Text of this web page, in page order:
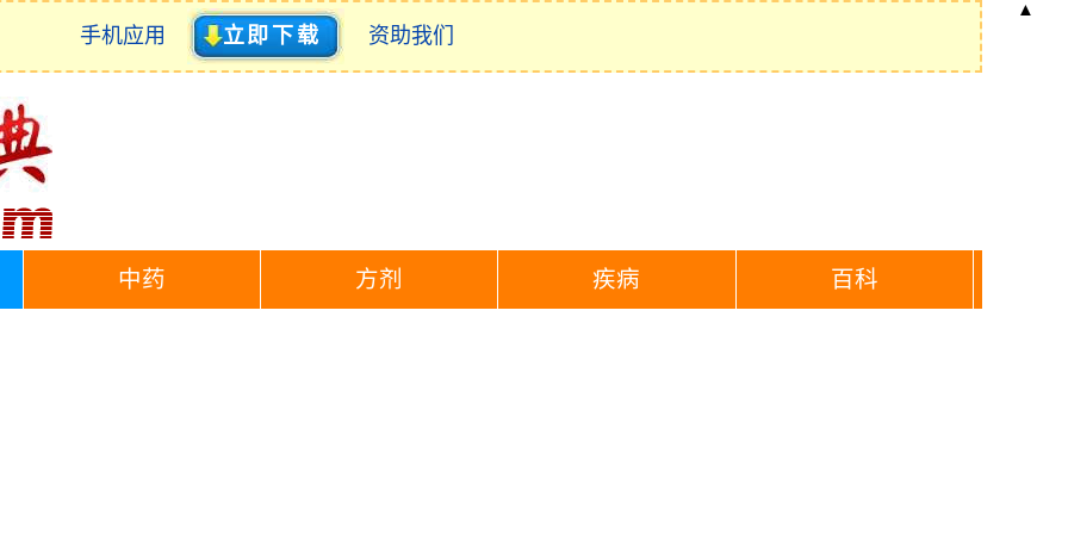
手机应用 立即下载 资助我们
中药 方剂 疾病 百科
▲